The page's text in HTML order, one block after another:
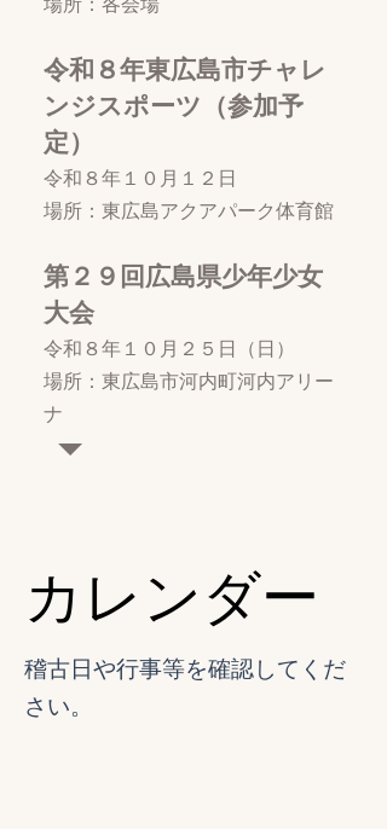
令和８年東広島市チャレ
ンジスポーツ（参加予
定）
令和８年１０月１２日
場所：東広島アクアパーク体育館
第２９回広島県少年少女
大会
令和８年１０月２５日（日）
場所：東広島市河内町河内アリー
ナ
​カレンダー
稽古日や行事等を確認してくだ
さい。